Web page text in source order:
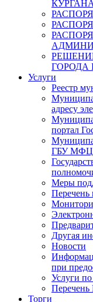
КУРГАНА
ГОРОДА
Услуги
Реестр
адресу
портал
ГБУ МФЦ
Меры
Перечень
Другая
Новости
при
Услуги
Торги